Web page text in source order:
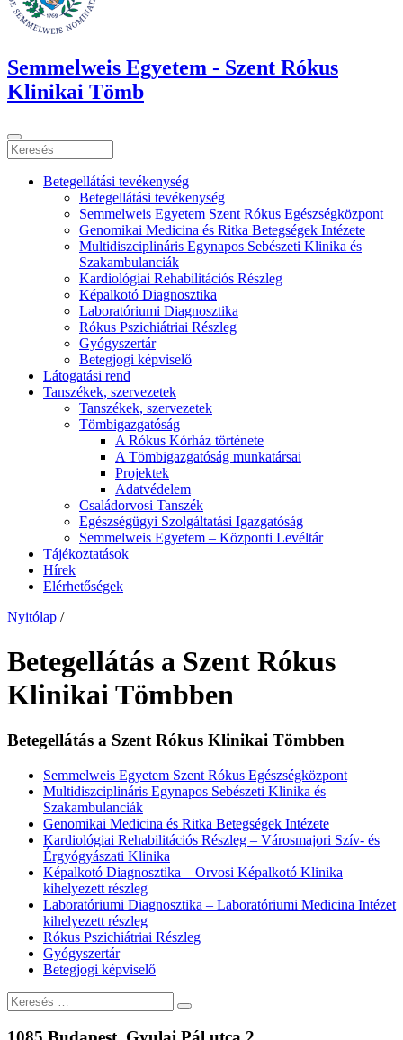
Semmelweis Egyetem - Szent Rókus
Klinikai Tömb
Betegellátási tevékenység
Betegellátási tevékenység
Semmelweis Egyetem Szent Rókus Egészségközpont
Genomikai Medicina és Ritka Betegségek Intézete
Multidiszciplináris Egynapos Sebészeti Klinika és
Szakambulanciák
Kardiológiai Rehabilitációs Részleg
Képalkotó Diagnosztika
Laboratóriumi Diagnosztika
Rókus Pszichiátriai Részleg
Gyógyszertár
Betegjogi képviselő
Látogatási rend
Tanszékek, szervezetek
Tanszékek, szervezetek
Tömbigazgatóság
A Rókus Kórház története
A Tömbigazgatóság munkatársai
Projektek
Adatvédelem
Családorvosi Tanszék
Egészségügyi Szolgáltatási Igazgatóság
Semmelweis Egyetem – Központi Levéltár
Tájékoztatások
Hírek
Elérhetőségek
Nyitólap /
Betegellátás a Szent Rókus
Klinikai Tömbben
Betegellátás a Szent Rókus Klinikai Tömbben
Semmelweis Egyetem Szent Rókus Egészségközpont
Multidiszciplináris Egynapos Sebészeti Klinika és
Szakambulanciák
Genomikai Medicina és Ritka Betegségek Intézete
Kardiológiai Rehabilitációs Részleg – Városmajori Szív- és
Érgyógyászati Klinika
Képalkotó Diagnosztika – Orvosi Képalkotó Klinika
kihelyezett részleg
Laboratóriumi Diagnosztika – Laboratóriumi Medicina Intézet
kihelyezett részleg
Rókus Pszichiátriai Részleg
Gyógyszertár
Betegjogi képviselő
Keresés